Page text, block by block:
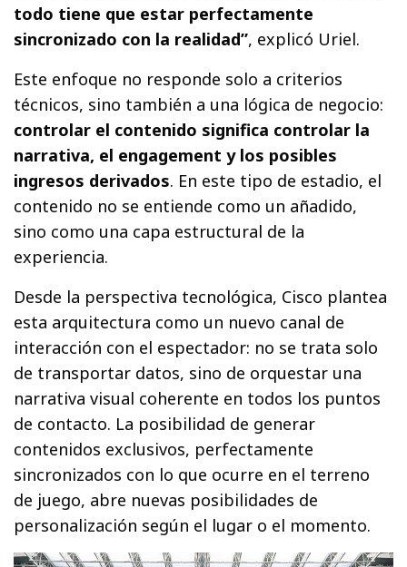
todo tiene que estar perfectamente
sincronizado con la realidad”, explicó Uriel.
Este enfoque no responde solo a criterios
técnicos, sino también a una lógica de negocio:
controlar el contenido significa controlar la
narrativa, el engagement y los posibles
ingresos derivados. En este tipo de estadio, el
contenido no se entiende como un añadido,
sino como una capa estructural de la
experiencia.
Desde la perspectiva tecnológica, Cisco plantea
esta arquitectura como un nuevo canal de
interacción con el espectador: no se trata solo
de transportar datos, sino de orquestar una
narrativa visual coherente en todos los puntos
de contacto. La posibilidad de generar
contenidos exclusivos, perfectamente
sincronizados con lo que ocurre en el terreno
de juego, abre nuevas posibilidades de
personalización según el lugar o el momento.